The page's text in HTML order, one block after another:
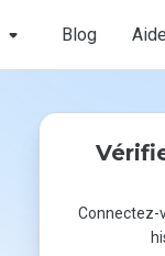
Blog Aide
Connectez-